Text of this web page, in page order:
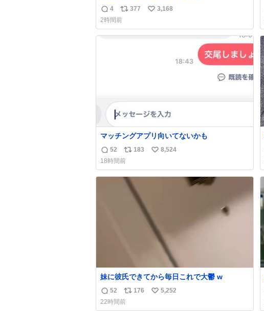
返
信
数
4
リ
ポ
ス
377
い
ね
3,168
2時間前
マッチングアプリ向いてないかも
返
信
数
52
リ
ポ
ス
ト
183
い
ね
8,524
18時間前
妹に彼氏できてから毎日これで大鬱 w
返
信
52
リ
ポ
176
い
5,252
22時間前